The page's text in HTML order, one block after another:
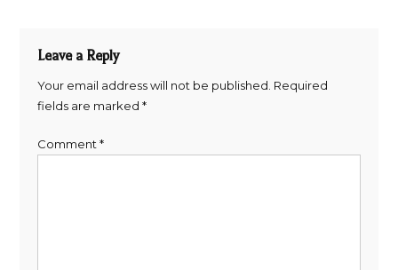
Leave a Reply
Your email address will not be published. Required
fields are marked*
Comment*